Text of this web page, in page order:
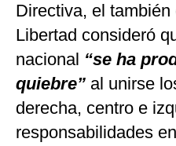
Directiva, el
Libertad consideró
nacional “se ha
quiebre” al unirse
derecha, centro e
responsabilidades